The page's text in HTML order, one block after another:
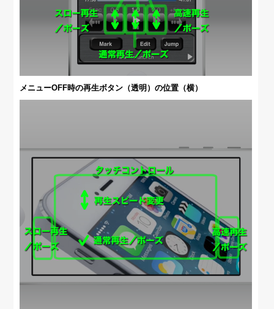
メニューOFF時の再生ボタン（透明）の位置（横）